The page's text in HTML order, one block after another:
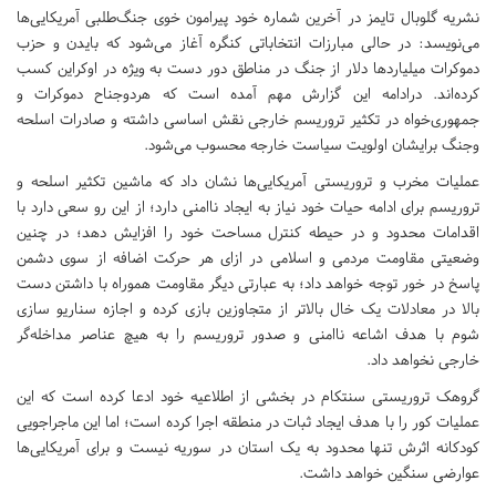
نشریه گلوبال تایمز در آخرین شماره خود پیرامون خوی جنگ‌طلبی آمریکایی‌ها
می‌نویسد: در حالی مبارزات انتخاباتی کنگره آغاز می‌شود که بایدن و حزب
دموکرات میلیاردها دلار از جنگ در مناطق دور دست به ویژه در اوکراین کسب
کرده‌اند. درادامه این گزارش مهم آمده است که هردوجناح دموکرات و
جمهوری‌خواه در تکثیر تروریسم خارجی نقش اساسی داشته و صادرات اسلحه
وجنگ برایشان اولویت سیاست خارجه محسوب می‌شود.
عملیات مخرب و تروریستی آمریکایی‌ها نشان داد که ماشین تکثیر اسلحه و
تروریسم برای ادامه حیات خود نیاز به ایجاد ناامنی دارد؛ از این رو سعی دارد با
اقدامات محدود و در حیطه کنترل مساحت خود را افزایش دهد؛ در چنین
وضعیتی مقاومت مردمی و اسلامی در ازای هر حرکت اضافه از سوی دشمن
پاسخ در خور توجه خواهد داد؛ به عبارتی دیگر مقاومت هموراه با داشتن دست
بالا در معادلات یک خال بالاتر از متجاوزین بازی کرده و اجازه سناریو سازی
شوم با هدف اشاعه ناامنی و صدور تروریسم را به هیچ عناصر مداخله‌گر
خارجی نخواهد داد.
گروهک تروریستی سنتکام در بخشی از اطلاعیه خود ادعا کرده است که این
عملیات کور را با هدف ایجاد ثبات در منطقه اجرا کرده است؛ اما این ماجراجویی
کودکانه اثرش تنها محدود به یک استان در سوریه نیست و برای آمریکایی‌ها
عوارضی سنگین خواهد داشت.